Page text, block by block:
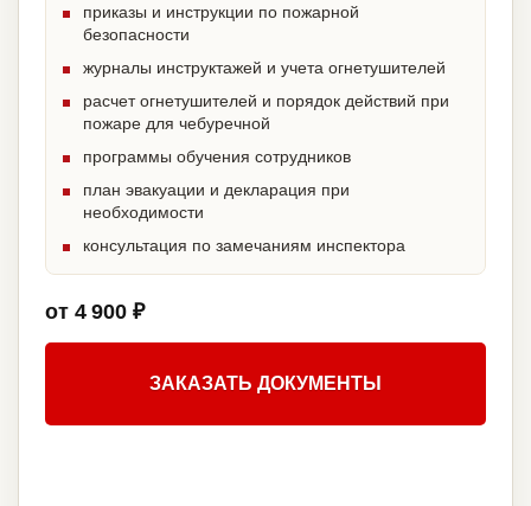
приказы и инструкции по пожарной
безопасности
журналы инструктажей и учета огнетушителей
расчет огнетушителей и порядок действий при
пожаре для чебуречной
программы обучения сотрудников
план эвакуации и декларация при
необходимости
консультация по замечаниям инспектора
от 4 900 ₽
ЗАКАЗАТЬ ДОКУМЕНТЫ